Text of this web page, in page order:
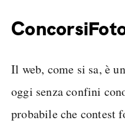
Il web, come si sa, è
oggi senza confini
probabile che contest